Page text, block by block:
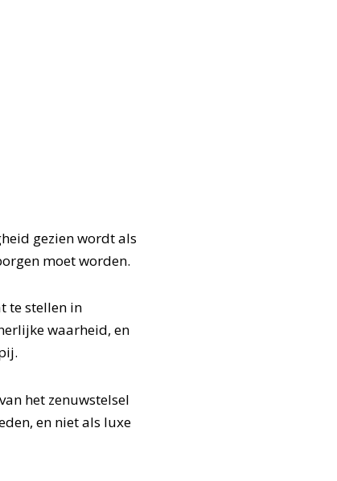
gezien wordt als
moet worden.
te stellen in
waarheid, en
het zenuwstelsel
en niet als luxe